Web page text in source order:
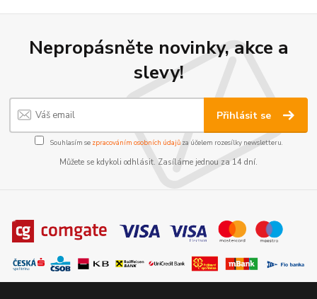
Nepropásněte novinky, akce a
slevy!
Přihlásit se
Souhlasím se zpracováním osobních údajůza účelem rozesílky newsletteru.
Můžete se kdykoli odhlásit. Zasíláme jednou za 14 dní.